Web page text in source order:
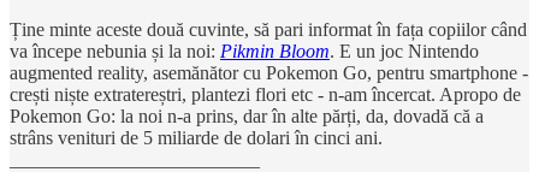
Ține minte aceste două cuvinte, să pari informat în fața copiilor când
va începe nebunia și la noi: Pikmin Bloom. E un joc Nintendo
augmented reality, asemănător cu Pokemon Go, pentru smartphone -
crești niște extratereștri, plantezi flori etc - n-am încercat. Apropo de
Pokemon Go: la noi n-a prins, dar în alte părți, da, dovadă că a
strâns venituri de 5 miliarde de dolari în cinci ani.